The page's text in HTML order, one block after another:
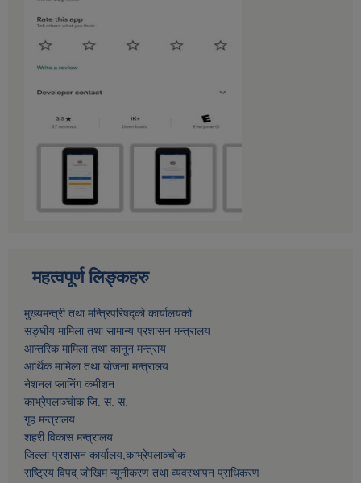
महत्वपूर्ण लिङ्कहरु
मुख्यमन्त्री तथा मन्त्रिपरिषद्को कार्यालयको
सङ्घीय मामिला तथा सामान्य प्रशासन मन्त्रालय
आन्तरिक मामिला तथा कानून मन्त्राय
आर्थिक मामिला तथा याेजना मन्त्रालय
नेशनल प्लानिंग कमीशन
काभ्रेपलाञ्चाेक जि. स. स.
गृह मन्त्रालय
शहरी विकास मन्त्रालय
जिल्ला प्रशासन कार्यालय,काभ्रेपलाञ्चाेक
राष्ट्रिय विपद् जोखिम न्यूनीकरण तथा व्यवस्थापन प्राधिकरण